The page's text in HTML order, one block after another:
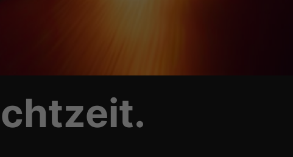
müssen Sie Ihre
zu ganzen Kategorien